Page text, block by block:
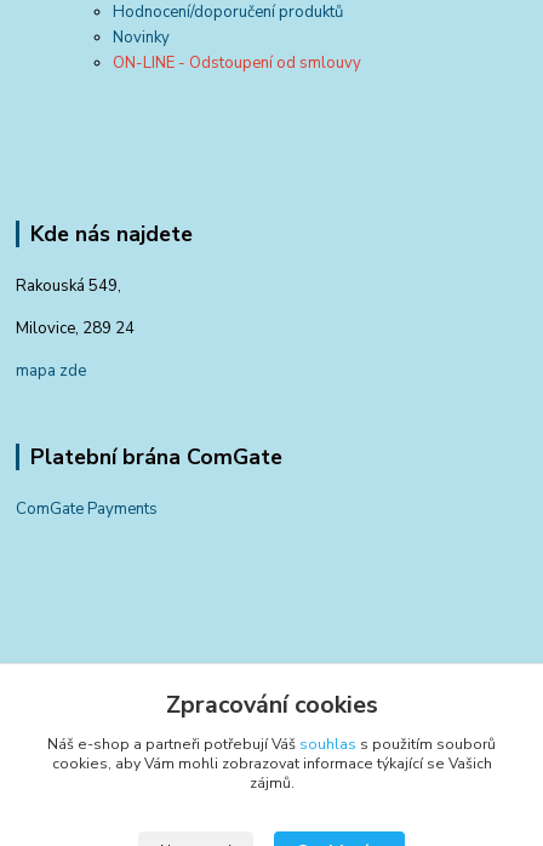
Hodnocení/doporučení produktů
Novinky
ON-LINE - Odstoupení od smlouvy
Kde nás najdete
Rakouská 549,
Milovice, 289 24
mapa zde
Platební brána ComGate
ComGate Payments
+420 797 834 700
(Po-Pá, 8-15:30 hod.)
Zpracování cookies
Náš e-shop a partneři potřebují Váš souhlas s použitím souborů
cookies, aby Vám mohli zobrazovat informace týkající se Vašich
zájmů.